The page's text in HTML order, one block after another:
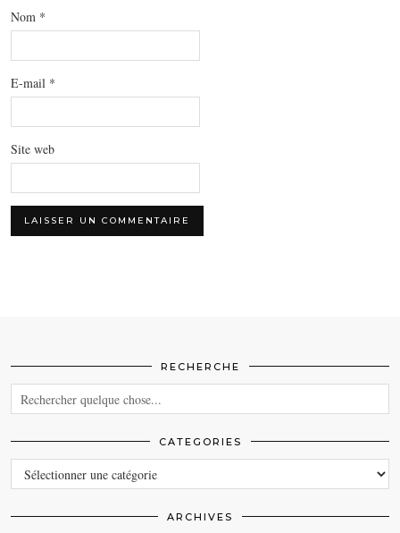
Nom *
E-mail *
Site web
RECHERCHE
CATEGORIES
CATEGORIES
ARCHIVES